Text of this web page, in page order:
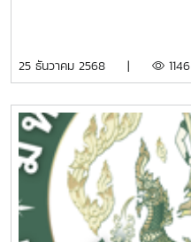
25 ธันวาคม 2568 | 1146